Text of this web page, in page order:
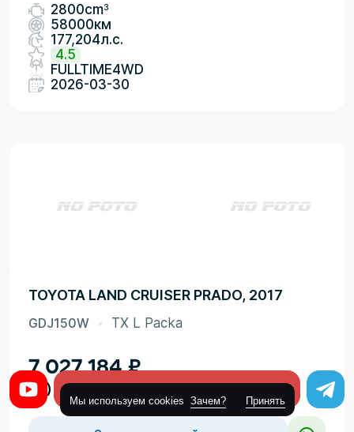
2800cm3
58000км
177,204л.с.
4.5
FULLTIME4WD
2026-03-30
TOYOTA LAND CRUISER PRADO, 2017
GDJ150W TX L Packa
7 027 184₽
Мы используем cookies Зачем? Принять